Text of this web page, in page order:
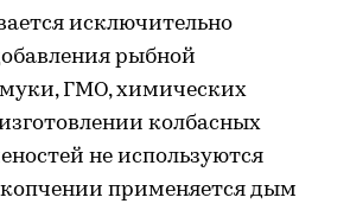
исключительно
рыбной
ГМО, химических
колбасных
не используются
применяется дым